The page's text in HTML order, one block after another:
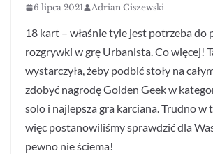
6 lipca 2021 Adrian Ciszewski
18 kart – właśnie tyle jest potrzeba do
rozgrywki w grę Urbanista. Co więcej!
wystarczyła, żeby podbić stoły na
zdobyć nagrodę Golden Geek w
solo i najlepsza gra karciana. Trudno w
więc postanowiliśmy sprawdzić dla
pewno nie ściema!